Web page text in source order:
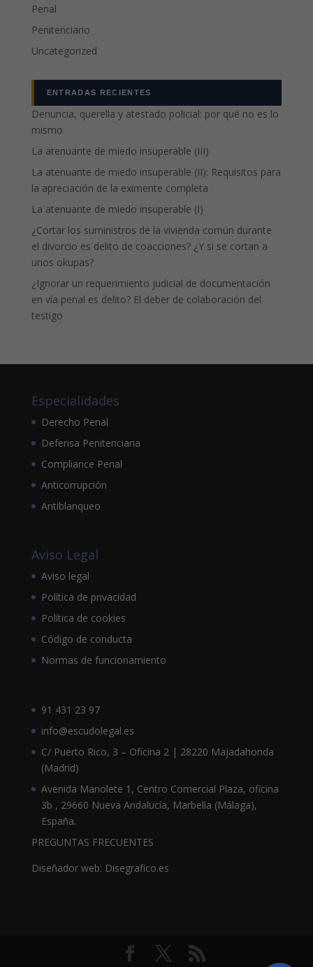
Penal
Penitenciario
Uncategorized
ENTRADAS RECIENTES
Denuncia, querella y atestado policial: por qué no es lo
mismo
La atenuante de miedo insuperable (III)
La atenuante de miedo insuperable (II): Requisitos para
la apreciación de la eximente completa
La atenuante de miedo insuperable (I)
¿Cortar los suministros de la vivienda común durante
el divorcio es delito de coacciones? ¿Y si se cortan a
unos okupas?
¿Ignorar un requerimiento judicial de documentación
en vía penal es delito? El deber de colaboración del
testigo
Especialidades
Derecho Penal
Defensa Penitenciaria
Compliance Penal
Anticorrupción
Antiblanqueo
Aviso Legal
Aviso legal
Política de privacidad
Política de cookies
Código de conducta
Normas de funcionamiento
91 431 23 97
info@escudolegal.es
C/ Puerto Rico, 3 – Oficina 2 | 28220 Majadahonda
(Madrid)
Avenida Manolete 1, Centro Comercial Plaza, oficina
3b , 29660 Nueva Andalucía, Marbella (Málaga),
España.
PREGUNTAS FRECUENTES
Diseñador web: Disegrafico.es